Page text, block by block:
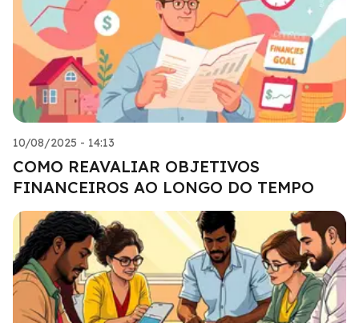
10/08/2025 - 14:13
COMO REAVALIAR OBJETIVOS
FINANCEIROS AO LONGO DO TEMPO